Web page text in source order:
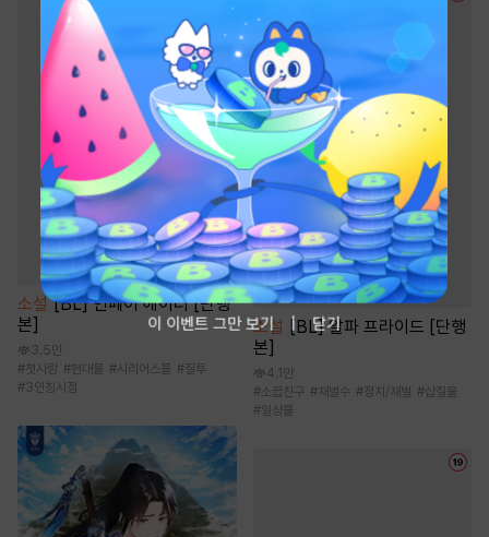
소설 [BL] 언페어 헤이터 [단행
본]
3.5만
#첫사랑 #현대물 #시리어스물 #질투
#3인칭시점
소설 [BL] 알파 프라이드 [단행
본]
4.1만
#소꿉친구 #재벌수 #정치/재벌 #삽질물
#일상물
이 이벤트 그만 보기 닫기